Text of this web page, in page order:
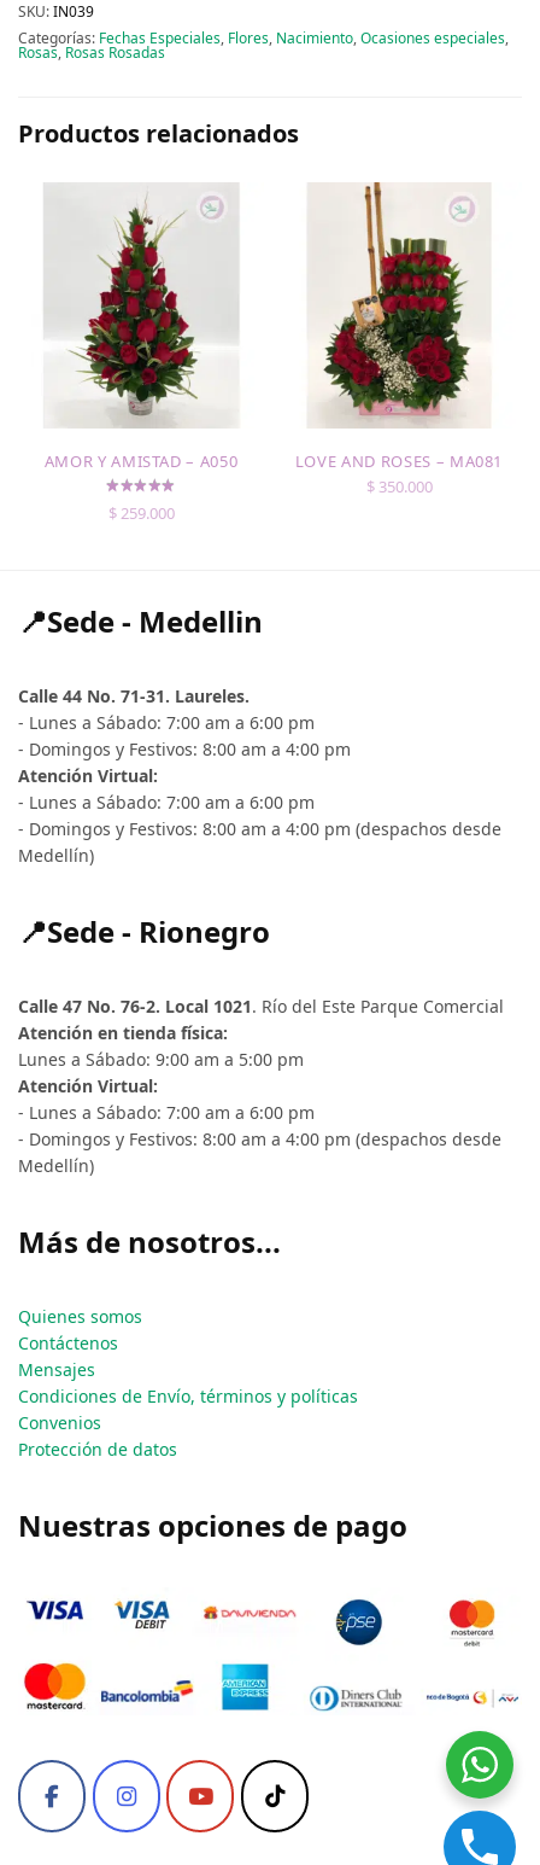
SKU:IN039
Categorías: Fechas Especiales, Flores, Nacimiento,Ocasiones especiales,
Rosas, Rosas Rosadas
Productos relacionados
AMOR Y AMISTAD – A050
$259.000
LOVE AND ROSES – MA081
$350.000
📍Sede - Medellin
Calle 44 No. 71-31. Laureles.
- Lunes a Sábado: 7:00 am a 6:00 pm
- Domingos y Festivos: 8:00 am a 4:00 pm
Atención Virtual:
- Lunes a Sábado: 7:00 am a 6:00 pm
- Domingos y Festivos: 8:00 am a 4:00 pm (despachos desde
Medellín)
📍Sede - Rionegro
Calle 47 No. 76-2. Local 1021. Río del Este Parque Comercial
Atención en tienda física:
Lunes a Sábado: 9:00 am a 5:00 pm
Atención Virtual:
- Lunes a Sábado: 7:00 am a 6:00 pm
- Domingos y Festivos: 8:00 am a 4:00 pm (despachos desde
Medellín)
Más de nosotros...
Quienes somos
Contáctenos
Mensajes
Condiciones de Envío, términos y políticas
Convenios
Protección de datos
Nuestras opciones de pago